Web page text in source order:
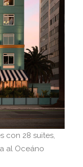
con 28 suites,
al Oceáno